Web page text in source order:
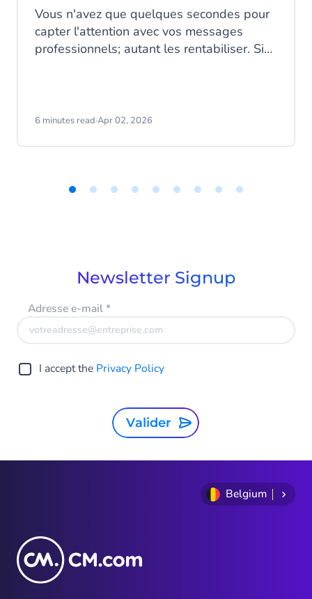
Vous n'avez que quelques secondes pour
capter l'attention avec vos messages
professionnels; autant les rentabiliser. Si
génération : natif, simple à utiliser, mais
vraiment la différence.
6 minutes read·Apr 02, 2026
Newsletter Signup
Adresse e-mail*
I accept the Privacy Policy
Valider
Belgium